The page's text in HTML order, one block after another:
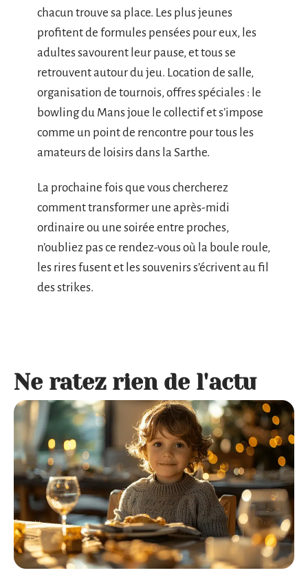
chacun trouve sa place. Les plus jeunes
profitent de formules pensées pour eux, les
adultes savourent leur pause, et tous se
retrouvent autour du jeu. Location de salle,
organisation de tournois, offres spéciales : le
bowling du Mans joue le collectif et s’impose
comme un point de rencontre pour tous les
amateurs de loisirs dans la Sarthe.
La prochaine fois que vous chercherez
comment transformer une après-midi
ordinaire ou une soirée entre proches,
n’oubliez pas ce rendez-vous où la boule roule,
les rires fusent et les souvenirs s’écrivent au fil
des strikes.
Ne ratez rien de l'actu